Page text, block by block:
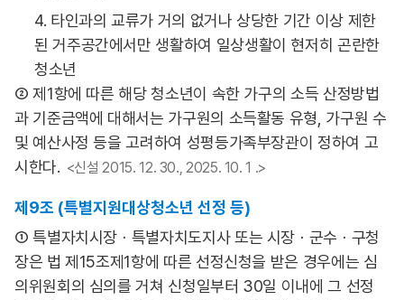
4. 타인과의 교류가 거의 없거나 상당한 기간 이상 제한
된 거주공간에서만 생활하여 일상생활이 현저히 곤란한
청소년
② 제1항에 따른 해당 청소년이 속한 가구의 소득 산정방법
과 기준금액에 대해서는 가구원의 소득활동 유형, 가구원 수
및 예산사정 등을 고려하여 성평등가족부장관이 정하여 고
시한다. <신설 2015. 12. 30., 2025. 10. 1 .>
제9조 (특별지원대상청소년 선정 등)
① 특별자치시장ㆍ특별자치도지사 또는 시장ㆍ군수ㆍ구청
장은 법 제15조제1항에 따른 선정신청을 받은 경우에는 심
의위원회의 심의를 거쳐 신청일부터 30일 이내에 그 선정